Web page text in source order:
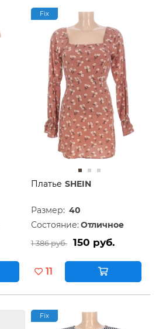
Fix
Платье SHEIN
Размер: 40
Состояние: Отличное
1 386 руб. 150 руб.
11
Fix